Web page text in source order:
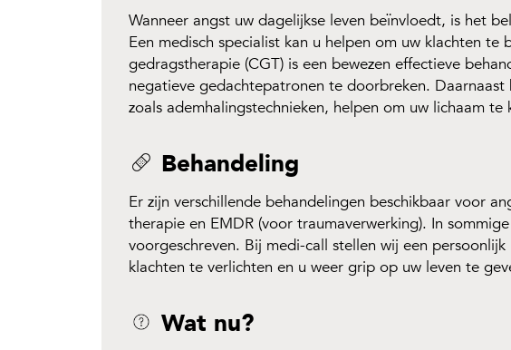
Wanneer angst uw dagelijkse leven beïnvloedt, is het
Een medisch specialist kan u helpen om uw klachten te
gedragstherapie (CGT) is een bewezen effectieve
negatieve gedachtepatronen te doorbreken. Daarnaast
zoals ademhalingstechnieken, helpen om uw lichaam te
Behandeling
Er zijn verschillende behandelingen beschikbaar voor
therapie en EMDR (voor traumaverwerking). In
voorgeschreven. Bij medi-call stellen wij een
klachten te verlichten en u weer grip op uw leven te
Wat nu?